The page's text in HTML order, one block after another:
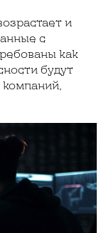
и
с
как
будут